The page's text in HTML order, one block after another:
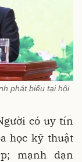
phát biểu tại hội
có uy tín
học kỹ thuật
mạnh dạn